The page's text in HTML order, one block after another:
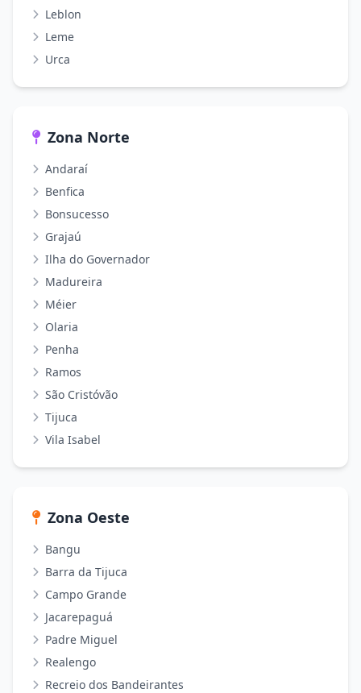
Leblon
Leme
Urca
Zona Norte
Andaraí
Benfica
Bonsucesso
Grajaú
Ilha do Governador
Madureira
Méier
Olaria
Penha
Ramos
São Cristóvão
Tijuca
Vila Isabel
Zona Oeste
Bangu
Barra da Tijuca
Campo Grande
Jacarepaguá
Padre Miguel
Realengo
Recreio dos Bandeirantes